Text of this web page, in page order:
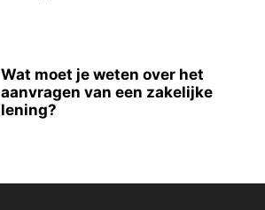
Wat moet je weten over het
aanvragen van een zakelijke
lening?